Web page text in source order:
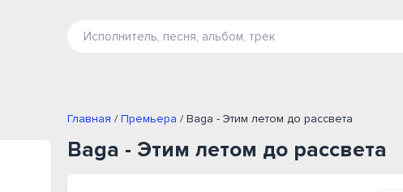
Главная / Премьера / Baga - Этим летом до рассвета
Baga - Этим летом до рассвета